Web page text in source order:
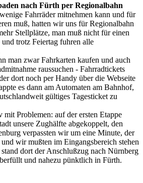
nach Fürth per Regionalbahn
Fahrräder mitnehmen kann und für
muß, hatten wir uns für Regionalbahn
Stellplätze, man muß nicht für einen
trotz Feiertag fuhren alle
man zwar Fahrkarten kaufen und auch
raussuchen - Fahrradtickets
dort noch per Handy über die Webseite
es dann am Automaten am Bahnhof,
gültiges Tagesticket zu
Problemen: auf der ersten Etappe
unsere Zughälfte abgekoppelt, den
verpassten wir um eine Minute, der
wir mußten im Eingangsbereich stehen
dort der Anschlußzug nach Nürnberg
und nahezu pünktlich in Fürth.